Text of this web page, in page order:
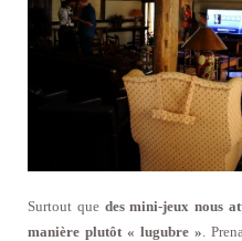
Surtout que des mini-jeux nous
manière plutôt « lugubre » .